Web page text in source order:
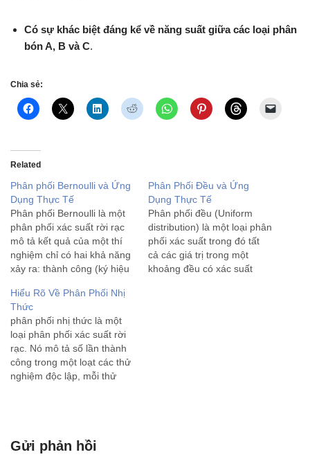
Có sự khác biệt đáng kể về năng suất giữa các loại phân
bón A, B và C.
Chia sẻ:
Related
Phân phối Bernoulli và Ứng
Dụng Thực Tế
Phân phối Bernoulli là một
phân phối xác suất rời rạc
mô tả kết quả của một thí
nghiệm chỉ có hai khả năng
xảy ra: thành công (ký hiệu
là 0). Phân phối này được
đặt theo tên nhà toán học
Thụy…
Phân Phối Đều và Ứng
Dụng Thực Tế
Phân phối đều (Uniform
distribution) là một loại phân
phối xác suất trong đó tất
cả các giá trị trong một
khoảng đều có xác suất
Hiểu Rõ Về Phân Phối Nhị
Thức
phân phối nhị thức là một
loại phân phối xác suất rời
rạc. Nó mô tả số lần thành
công trong một loạt các thử
nghiệm độc lập, mỗi thử
Gửi phản hồi